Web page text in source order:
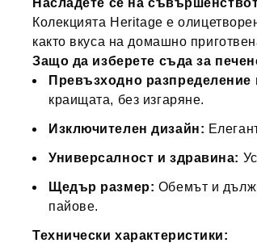
Насладете се на
Колекцията Heritage е
както вкуса на домашно
Защо да изберете съда за
Превъзходно разпределение
краищата, без изгаряне.
Изключителен дизайн:
Универсалност и здравина:
Щедър размер: Обемът и
пайове.
Технически характеристики: